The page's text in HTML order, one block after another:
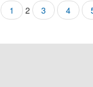
1 2 3 4